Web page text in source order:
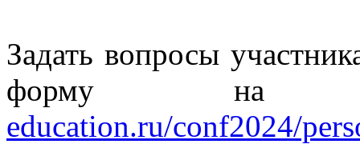
Задать вопросы
форму на
education.ru/conf2024/